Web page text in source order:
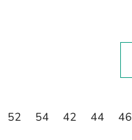
52 54 42 44 46